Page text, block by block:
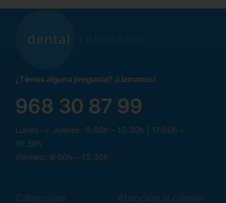
¿Tienes alguna pregunta? ¡Llamanos!
968 30 87 99
Lunes -> Jueves: 9:00h – 13:30h | 17:00h –
19:30h
Viernes: 9:00h – 13:30h